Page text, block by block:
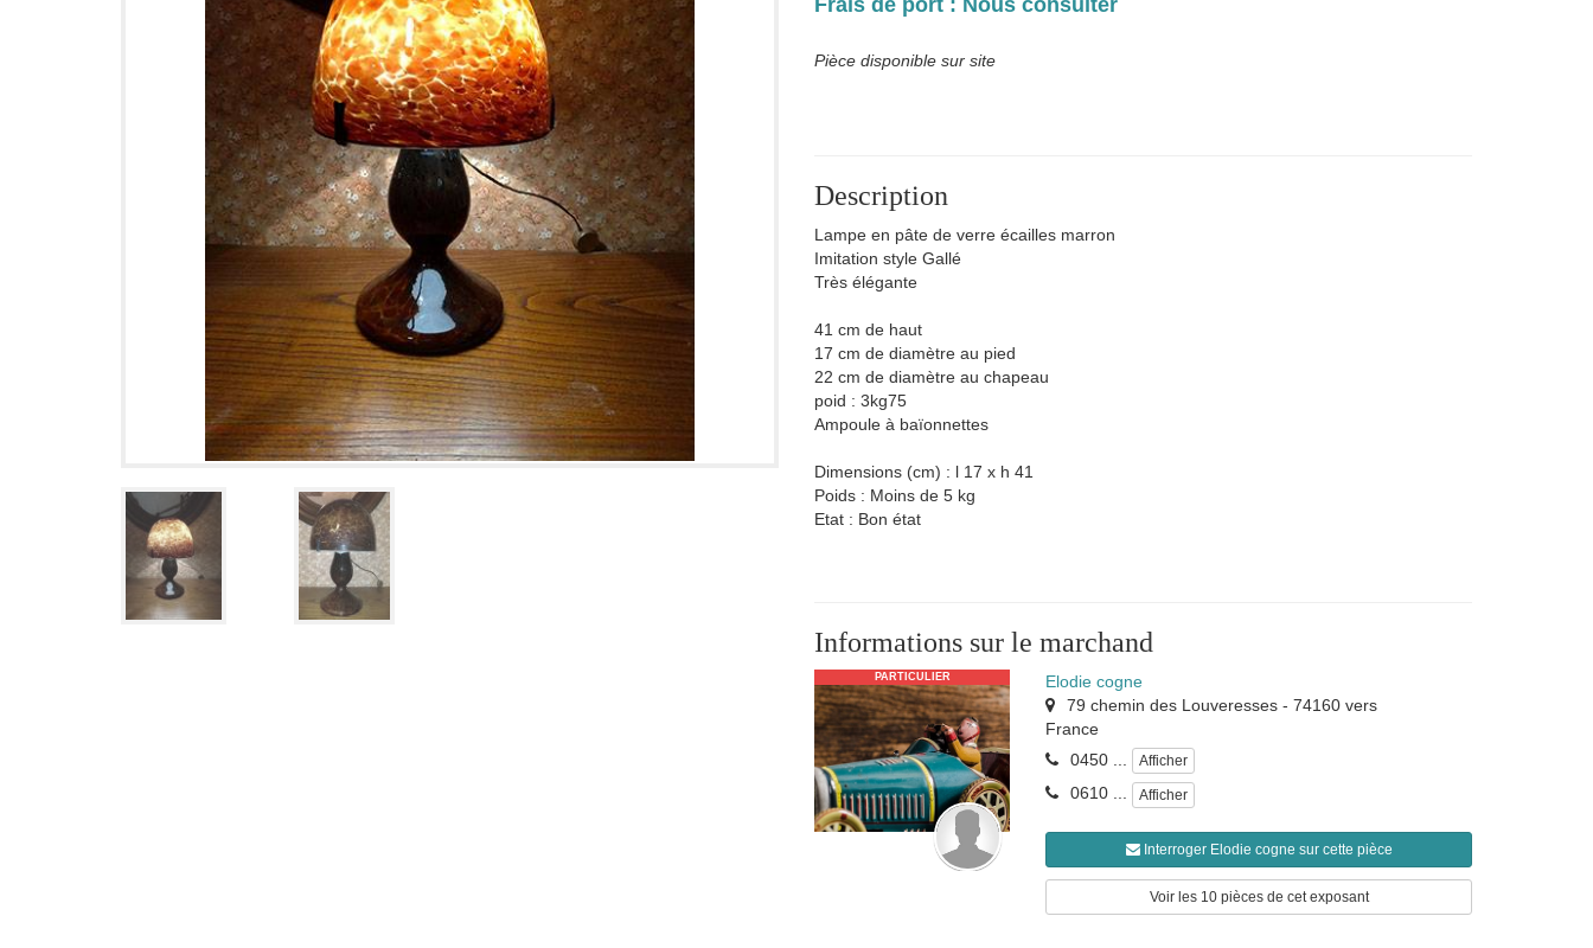
Frais de port : Nous consulter
Pièce disponible sur site
Description
Lampe en pâte de verre écailles marron
Imitation style Gallé
Très élégante
41 cm de haut
17 cm de diamètre au pied
22 cm de diamètre au chapeau
poid : 3kg75
Ampoule à baïonnettes
Dimensions (cm) : l 17 x h 41
Poids : Moins de 5 kg
Etat : Bon état
Informations sur le marchand
PARTICULIER
Elodie cogne
79 chemin des Louveresses - 74160 vers
France
0450 ...
Afficher
0610 ... Afficher
Interroger Elodie cogne sur cette pièce
Voir les 10 pièces de cet exposant